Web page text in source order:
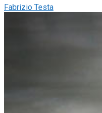
Fabrizio Testa